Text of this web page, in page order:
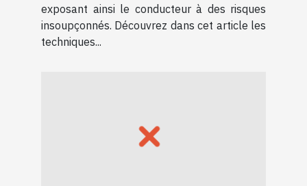
exposant ainsi le conducteur à des risques
insoupçonnés. Découvrez dans cet article les
techniques...